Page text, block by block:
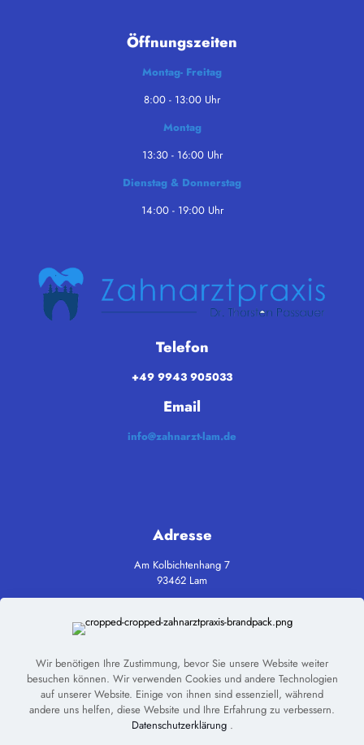
Öffnungszeiten
Montag- Freitag
8:00 - 13:00 Uhr
Montag
13:30 - 16:00 Uhr
Dienstag & Donnerstag
14:00 - 19:00 Uhr
Telefon
+49 9943 905033
Email
info@zahnarzt-lam.de
Adresse
Am Kolbichtenhang 7
93462 Lam
Datenschutz
Impressum
Wir benötigen Ihre Zustimmung, bevor Sie unsere Website weiter
besuchen können. Wir verwenden Cookies und andere Technologien
auf unserer Website. Einige von ihnen sind essenziell, während
andere uns helfen, diese Website und Ihre Erfahrung zu verbessern.
Datenschutzerklärung .